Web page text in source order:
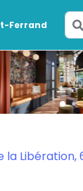
Ferrand
la